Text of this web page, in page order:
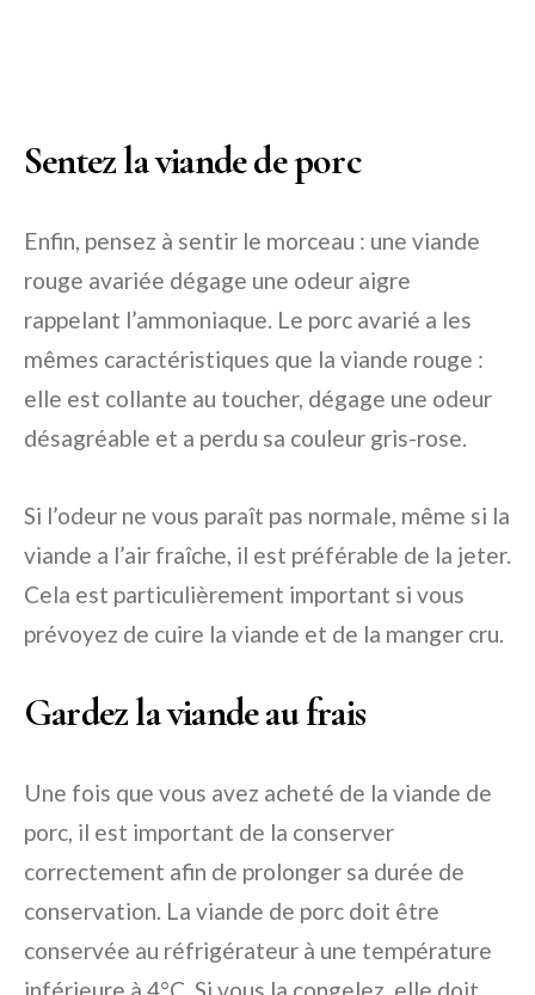
Sentez la viande de porc
Enfin, pensez à sentir le morceau : une viande
rouge avariée dégage une odeur aigre
rappelant l’ammoniaque. Le porc avarié a les
mêmes caractéristiques que la viande rouge :
elle est collante au toucher, dégage une odeur
désagréable et a perdu sa couleur gris-rose.
Si l’odeur ne vous paraît pas normale, même si la
viande a l’air fraîche, il est préférable de la jeter.
Cela est particulièrement important si vous
prévoyez de cuire la viande et de la manger cru.
Gardez la viande au frais
Une fois que vous avez acheté de la viande de
porc, il est important de la conserver
correctement afin de prolonger sa durée de
conservation. La viande de porc doit être
conservée au réfrigérateur à une température
inférieure à 4°C. Si vous la congelez, elle doit